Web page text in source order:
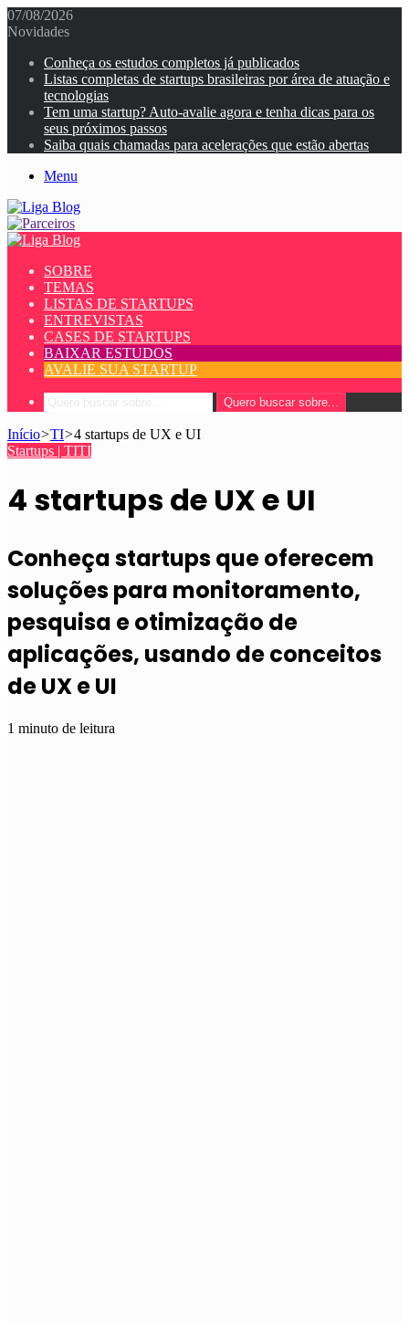
07/08/2026
Novidades
Conheça os estudos completos já publicados
Listas completas de startups brasileiras por área de atuação e
tecnologias
Tem uma startup? Auto-avalie agora e tenha dicas para os
seus próximos passos
Saiba quais chamadas para acelerações que estão abertas
Menu
SOBRE
TEMAS
LISTAS DE STARTUPS
ENTREVISTAS
CASES DE STARTUPS
BAIXAR ESTUDOS
AVALIE SUA STARTUP
Quero buscar sobre...
Início>TI>4 startups de UX e UI
Startups | TITI
4 startups de UX e UI
Conheça startups que oferecem
soluções para monitoramento,
pesquisa e otimização de
aplicações, usando de conceitos
de UX e UI
1 minuto de leitura